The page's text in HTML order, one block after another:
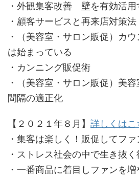
・外観集客改善 壁を有効活用
・顧客サービスと再来店対策法
・（美容室・サロン販促）カ
は始まっている
・カンニング販促術
・（美容室・サロン販促）美
間隔の適正化
【２０２１年８月】 詳しくはこ
・集客は楽しく！販促してフ
・ストレス社会の中で生き抜く
・一番商品に着目しファンを